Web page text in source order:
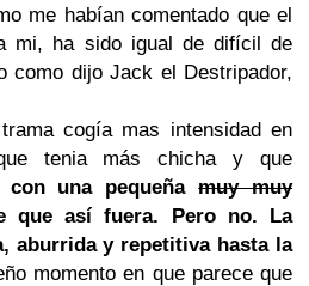
me habían comentado que el
mi, ha sido igual de difícil de
como dijo Jack el Destripador,
cogía mas intensidad en
tenia más chicha y que
una pequeñamuy muy
que así fuera. Pero no. La
aburrida y repetitiva hasta la
momento en que parece que